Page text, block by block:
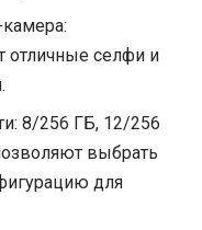
отличные селфи и
8/256 ГБ, 12/256
выбрать
для